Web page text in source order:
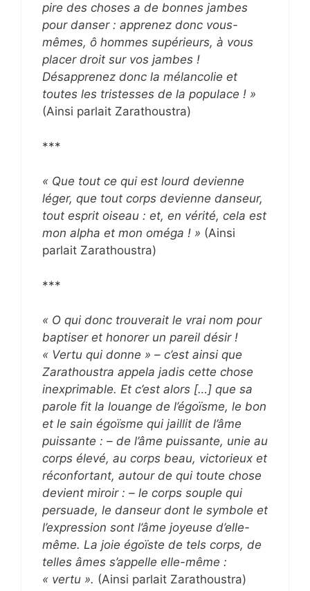
pire des choses a de bonnes jambes
pour danser : apprenez donc vous-
mêmes, ô hommes supérieurs, à vous
placer droit sur vos jambes !
Désapprenez donc la mélancolie et
toutes les tristesses de la populace ! »
(Ainsi parlait Zarathoustra)
***
« Que tout ce qui est lourd devienne
léger, que tout corps devienne danseur,
tout esprit oiseau : et, en vérité, cela est
mon alpha et mon oméga ! » (Ainsi
parlait Zarathoustra)
***
« O qui donc trouverait le vrai nom pour
baptiser et honorer un pareil désir !
« Vertu qui donne » – c’est ainsi que
Zarathoustra appela jadis cette chose
inexprimable. Et c’est alors […] que sa
parole fit la louange de l’égoïsme, le bon
et le sain égoïsme qui jaillit de l’âme
puissante : – de l’âme puissante, unie au
corps élevé, au corps beau, victorieux et
réconfortant, autour de qui toute chose
devient miroir : – le corps souple qui
persuade, le danseur dont le symbole et
l’expression sont l’âme joyeuse d’elle-
même. La joie égoïste de tels corps, de
telles âmes s’appelle elle-même :
« vertu ». (Ainsi parlait Zarathoustra)